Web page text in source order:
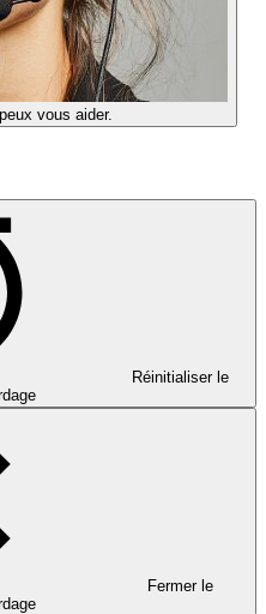
vous aider.
Réinitialiser le
Fermer le